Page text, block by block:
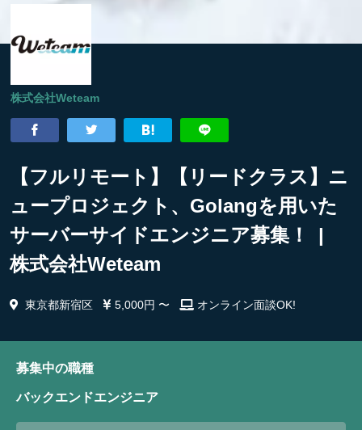
株式会社Weteam
【フルリモート】【リードクラス】ニ
ュープロジェクト、Golangを用いた
サーバーサイドエンジニア募集！ |
株式会社Weteam
東京都新宿区 5,000円 〜 オンライン面談OK!
募集中の職種
バックエンドエンジニア